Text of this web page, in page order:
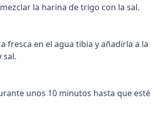
la harina de trigo con la sal.
fresca en el agua tibia y añadirla a la
sal.
unos 10 minutos hasta que esté